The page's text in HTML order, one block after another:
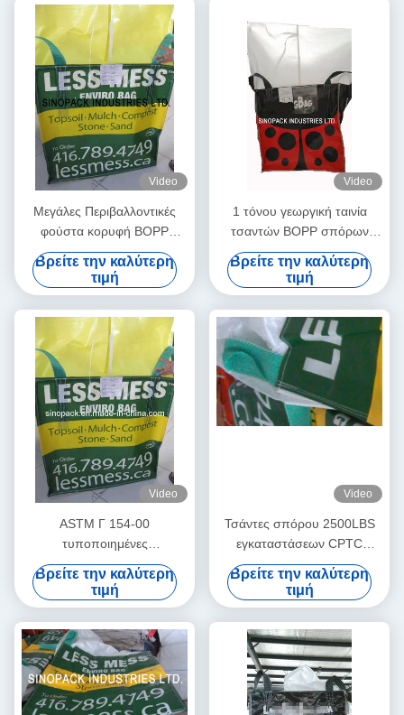
Video
Μεγάλες Περιβαλλοντικές
φούστα κορυφή BOPP
πλαστικοποιημένο τσάντες
των γεωργικών σπόρων
Βρείτε την καλύτερη
τιμή
Video
1 τόνου γεωργική ταινία
τσαντών BOPP σπόρων
FIBC μεγάλη που ντύνεται
έξω
Βρείτε την καλύτερη
τιμή
Video
ASTM Γ 154-00
τυποποιημένες
τοποθετημένες σε στρώματα
FIBC πολυ τσάντες
τσιμέντου Bopp
Βρείτε την καλύτερη
τιμή
Video
Τσάντες σπόρου 2500LBS
εγκαταστάσεων CPTC
υφαμένες τοποθετημένες σε
στρώματα BOPP μη
Βρείτε την καλύτερη
τιμή